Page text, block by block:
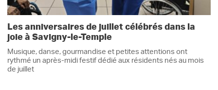
Les anniversaires de juillet célébrés dans la
joie à Savigny-le-Temple
Musique, danse, gourmandise et petites attentions ont
rythmé un après-midi festif dédié aux résidents nés au mois
de juillet